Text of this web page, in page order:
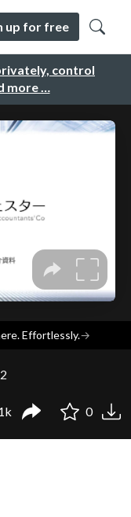
control
more …
up for free
Effortlessly.→
0